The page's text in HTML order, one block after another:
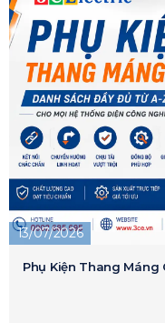
13/07/2026
Phụ Kiện Thang Máng